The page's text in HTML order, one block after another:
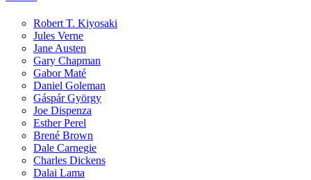
Robert T. Kiyosaki
Jules Verne
Jane Austen
Gary Chapman
Gabor Maté
Daniel Goleman
Gáspár György
Joe Dispenza
Esther Perel
Brené Brown
Dale Carnegie
Charles Dickens
Dalai Lama